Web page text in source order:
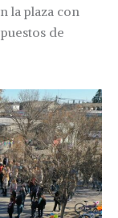
la plaza con
de